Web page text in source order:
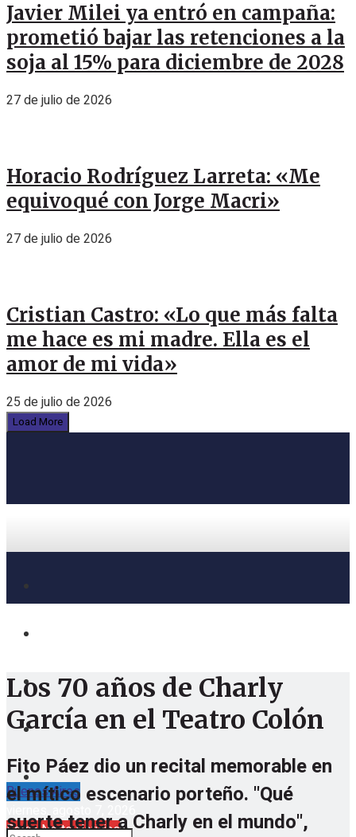
Javier Milei ya entró en campaña:
prometió bajar las retenciones a la
soja al 15% para diciembre de 2028
27 de julio de 2026
Horacio Rodríguez Larreta: «Me
equivoqué con Jorge Macri»
27 de julio de 2026
Cristian Castro: «Lo que más falta
me hace es mi madre. Ella es el
amor de mi vida»
25 de julio de 2026
Load More
Buenos Aires
Barrio Norte Noticias
Los 70 años de Charly
García en el Teatro Colón
Fito Páez dio un recital memorable en
el mítico escenario porteño. "Qué
suerte tener a Charly en el mundo",